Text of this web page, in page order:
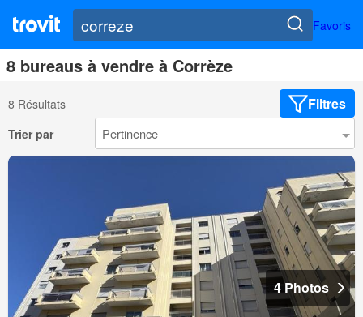
Favoris
8 bureaus à vendre à Corrèze
8 Résultats Filtres
Trier par
4 Photos